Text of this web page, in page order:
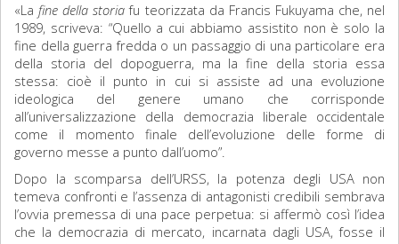
«Lafine della storia fu teorizzata da Francis Fukuyama che, nel
1989, scriveva: “Quello a cui abbiamo assistito non è solo la
fine della guerra fredda o un passaggio di una particolare era
della storia del dopoguerra, ma la fine della storia essa
stessa: cioè il punto in cui si assiste ad una evoluzione
ideologica del genere umano che corrisponde
all’universalizzazione della democrazia liberale occidentale
come il momento finale dell’evoluzione delle forme di
governo messe a punto dall’uomo”.
Dopo la scomparsa dell’URSS, la potenza degli USA non
temeva confronti e l’assenza di antagonisti credibili sembrava
l’ovvia premessa di una pace perpetua: si affermò così l’idea
che la democrazia di mercato, incarnata dagli USA, fosse il